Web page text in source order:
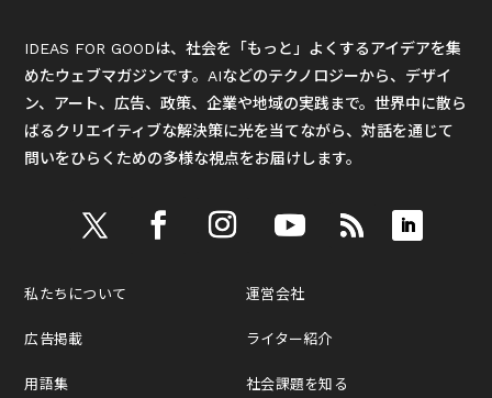
IDEAS FOR GOODは、社会を「もっと」よくするアイデアを集
めたウェブマガジンです。AIなどのテクノロジーから、デザイ
ン、アート、広告、政策、企業や地域の実践まで。世界中に散ら
ばるクリエイティブな解決策に光を当てながら、対話を通じて
問いをひらくための多様な視点をお届けします。
私たちについて
広告掲載
用語集
運営会社
ライター紹介
社会課題を知る